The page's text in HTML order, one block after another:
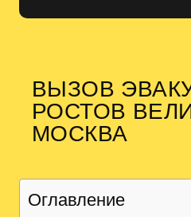
ВЫЗОВ
РОСТОВ
МОСКВА
Оглавление